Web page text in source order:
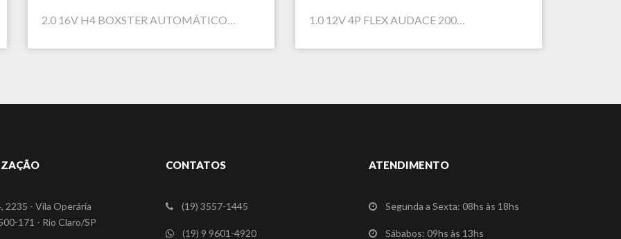
2.0 16V H4 BOXSTER AUTOMÁTICO… 1.0 12V 4P FLEX AUDACE 200…
2235 - Vila Operária
171 - Rio Claro/SP
CONTATOS
(19) 3557-1445
(19) 9 9601-4920
ATENDIMENTO
Segunda a Sexta: 08hs às 18hs
Sábabos: 09hs às 13hs